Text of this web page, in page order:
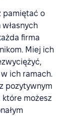
pamiętać o
firma
Miej ich
ich ramach.
pozytywnym
możesz